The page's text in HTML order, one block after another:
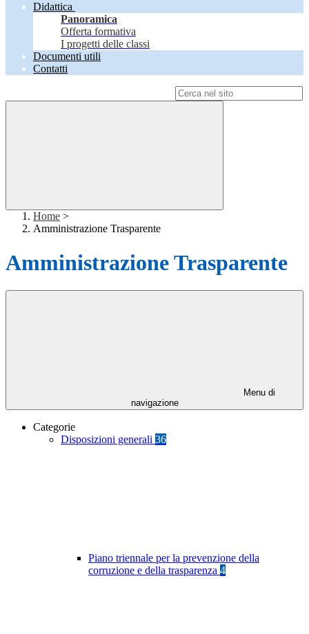
Didattica
Panoramica
Offerta formativa
I progetti delle classi
Documenti utili
Contatti
Home >
Amministrazione Trasparente
Amministrazione Trasparente
Menu di
navigazione
Categorie
Disposizioni generali 36
Piano triennale per la prevenzione della
corruzione e della trasparenza 4